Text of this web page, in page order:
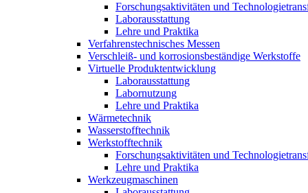
Forschungsaktivitäten und
Laborausstattung
Lehre und Praktika
Verfahrenstechnisches Messen
Verschleiß- und korrosionsbeständige Werkstoffe
Virtuelle Produktentwicklung
Laborausstattung
Labornutzung
Lehre und Praktika
Wärmetechnik
Wasserstofftechnik
Werkstofftechnik
Forschungsaktivitäten und
Lehre und Praktika
Werkzeugmaschinen